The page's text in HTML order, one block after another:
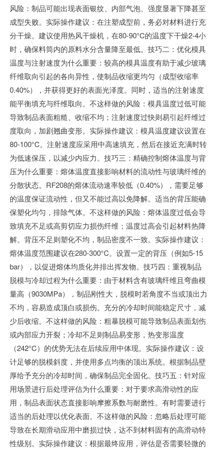
风险：制品可能出现表面银纹、内部气泡、强度显著下降甚至
成型失败。实际操作建议：在注塑成型前，务必对材料进行充
分干燥。建议使用热风干燥机，在80-90°C的温度下干燥2-4小
时，确保料筒内的原料水分含量降至最低。技巧二：优化模具
温度与注射速度为什么重要：较高的模具温度有助于减少玻璃
纤维取向引起的各向异性，使制品收缩更均匀（成型收缩率
0.40%），并获得更好的表面光泽度。同时，适当的注射速度
能平衡填充与纤维取向。不这样做的风险：模具温度过低可能
导致制品表面粗糙、收缩不均；注射速度过快则易引起纤维过
度取向，加剧翘曲变形。实际操作建议：模具温度建议设置在
80-100°C。注射速度应采用中高速填充，然后在接近充满时转
为低速保压，以减少内应力。技巧三：精确控制熔体温度与背
压为什么重要：熔体温度直接影响材料的流动性与玻璃纤维的
分散状态。RF208的熔体流动速率较低（0.40%），需要足够
的温度保证流动性，但又不能过高以免降解。适当的背压能确
保塑化均匀，排除气体。不这样做的风险：熔体温度过低会导
致填充不足或高剪切应力损伤纤维；温度过高会引起材料热降
解。背压不足则塑化不均，制品密度不一致。实际操作建议：
熔体温度范围建议在280-300°C。设置一定的背压（例如5-15
bar），以促进熔体均质化并排出挥发物。技巧四：重视制品
脱模与冷却过程为什么重要：由于材料含有玻璃纤维且弯曲模
量高（9030MPa），制品刚性大，脱模时若角度不当或顶出力
不均，容易造成顶白或损伤。充分的冷却时间能稳定尺寸，减
少后收缩。不这样做的风险：粗暴脱模可能导致制品表面划伤
或内部应力开裂；冷却不足则制品易变形，热变形温度
（242°C）的优势无法在后续应用中体现。实际操作建议：设
计足够的脱模斜度，并使用多点均衡的顶出系统。根据制品壁
厚给予充分的冷却时间，确保制品完全固化。技巧五：针对应
用场景进行后处理评估为什么重要：对于要求高滑动性的应
用，制品表面状态直接影响摩擦系数与耐磨性。有时需要进行
适当的后处理以优化表面。不这样做的风险：忽略后处理可能
导致在长期滑动应用中磨损过快，达不到材料固有的高滑动特
性级别。实际操作建议：根据最终应用，评估是否需要轻微的